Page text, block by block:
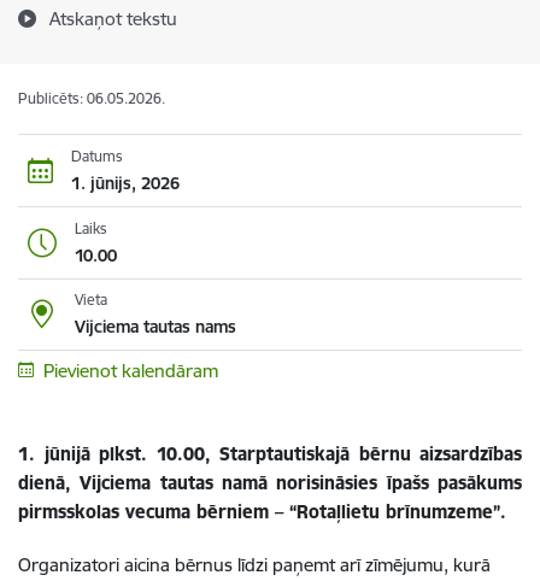
Atskaņot tekstu
Publicēts: 06.05.2026.
Datums
1. jūnijs, 2026
Laiks
10.00
Vieta
Vijciema tautas nams
Pievienot kalendāram
1. jūnijā plkst. 10.00, Starptautiskajā bērnu aizsardzības
dienā, Vijciema tautas namā norisināsies īpašs pasākums
pirmsskolas vecuma bērniem – “Rotaļlietu brīnumzeme”.
Organizatori aicina bērnus līdzi paņemt arī zīmējumu, kurā